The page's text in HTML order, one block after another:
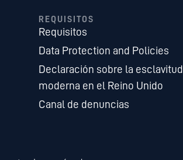
REQUISITOS
Requisitos
Data Protection and Policies
Declaración sobre la esclavitud
moderna en el Reino Unido
Canal de denuncias